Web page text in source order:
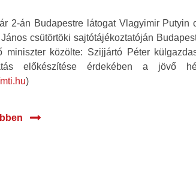
2-án Budapestre látogat Vlagyimir Putyin
János csütörtöki sajtótájékoztatóján
miniszter közölte: Szijjártó Péter
előkészítése érdekében a jövő
)